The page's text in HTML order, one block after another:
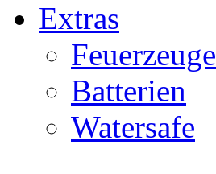
Extras
Feuerzeuge
Batterien
Watersafe